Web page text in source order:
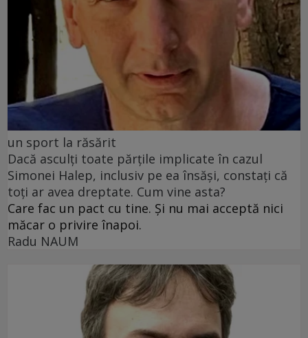
un sport la răsărit
Dacă asculți toate părțile implicate în cazul
Simonei Halep, inclusiv pe ea însăși, constați că
toți ar avea dreptate. Cum vine asta?
Care fac un pact cu tine. Și nu mai acceptă nici
măcar o privire înapoi.
Radu NAUM